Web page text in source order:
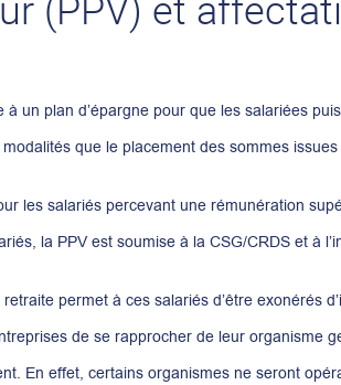
un plan d’épargne pour que les salariées
que le placement des sommes issues
les salariés percevant une rémunération
la PPV est soumise à la CSG/CRDS et à
permet à ces salariés d’être exonérés
de se rapprocher de leur organisme
En effet, certains organismes ne seront